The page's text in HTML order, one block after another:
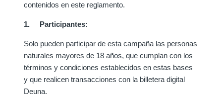
contenidos en este reglamento.
1. Participantes:
Solo pueden participar de esta campaña las personas
naturales mayores de 18 años, que cumplan con los
términos y condiciones establecidos en estas bases
y que realicen transacciones con la billetera digital
Deuna.